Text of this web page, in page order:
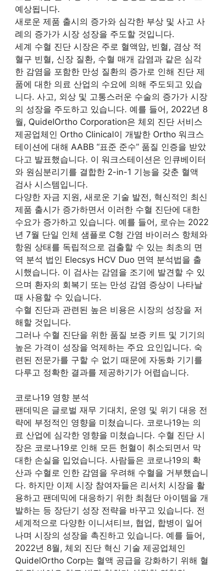
예상됩니다.
새로운 제품 출시의 증가와 심각한 부상 및 사고 사
례의 증가가 시장 성장을 주도할 것입니다.
세계 수혈 진단 시장은 주로 혈액암, 빈혈, 겸상 적
혈구 빈혈, 신장 질환, 수혈 매개 감염과 같은 심각
한 감염을 포함한 만성 질환의 증가로 인해 진단 제
품에 대한 의료 산업의 수요에 의해 주도되고 있습
니다. 사고, 외상 및 고통스러운 수술의 증가가 시장
의 성장을 주도하고 있습니다. 예를 들어, 2022년 8
월, QuidelOrtho Corporation은 체외 진단 서비스
제공업체인 Ortho Clinical이 개발한 Ortho 워크스
테이션에 대해 AABB “표준 준수” 품질 인증을 받았
다고 발표했습니다. 이 워크스테이션은 인큐베이터
와 원심분리기를 결합한 2-in-1 기능을 갖춘 혈액
검사 시스템입니다.
다양한 자금 지원, 새로운 기술 발전, 혁신적인 최신
제품 출시가 증가하면서 이러한 수혈 진단에 대한
수요가 증가하고 있습니다. 예를 들어, 로슈는 2022
년 7월 단일 인체 샘플로 C형 간염 바이러스 항체와
항원 상태를 독립적으로 검출할 수 있는 최초의 면
역 분석 법인 Elecsys HCV Duo 면역 분석법을 출
시했습니다. 이 검사는 감염을 조기에 발견할 수 있
으며 환자의 회복기 또는 만성 감염 증상이 나타날
때 사용할 수 있습니다.
수혈 진단과 관련된 높은 비용은 시장의 성장을 저
해할 것입니다.
그러나 수혈 진단을 위한 품질 보증 키트 및 기기의
높은 가격이 성장을 억제하는 주요 요인입니다. 숙
련된 전문가를 구할 수 없기 때문에 자동화 기기를
다루고 정확한 결과를 제공하기가 어렵습니다.
코로나19 영향 분석
팬데믹은 글로벌 재무 기대치, 운영 및 위기 대응 전
략에 부정적인 영향을 미쳤습니다. 코로나19는 의
료 산업에 심각한 영향을 미쳤습니다. 수혈 진단 시
장은 코로나19로 인해 모든 헌혈이 취소되면서 막
대한 손실을 입었습니다. 사람들은 코로나19의 확
산과 수혈로 인한 감염을 우려해 수혈을 거부했습니
다. 하지만 이제 시장 참여자들은 리서치 시장을 활
용하고 팬데믹에 대응하기 위한 최첨단 아이템을 개
발하는 등 장단기 성장 전략을 바꾸고 있습니다. 전
세계적으로 다양한 이니셔티브, 협업, 합병이 일어
나며 시장의 성장을 촉진하고 있습니다. 예를 들어,
2022년 8월, 체외 진단 혁신 기술 제공업체인
QuidelOrtho Corp는 혈액 공급을 강화하기 위해 혈